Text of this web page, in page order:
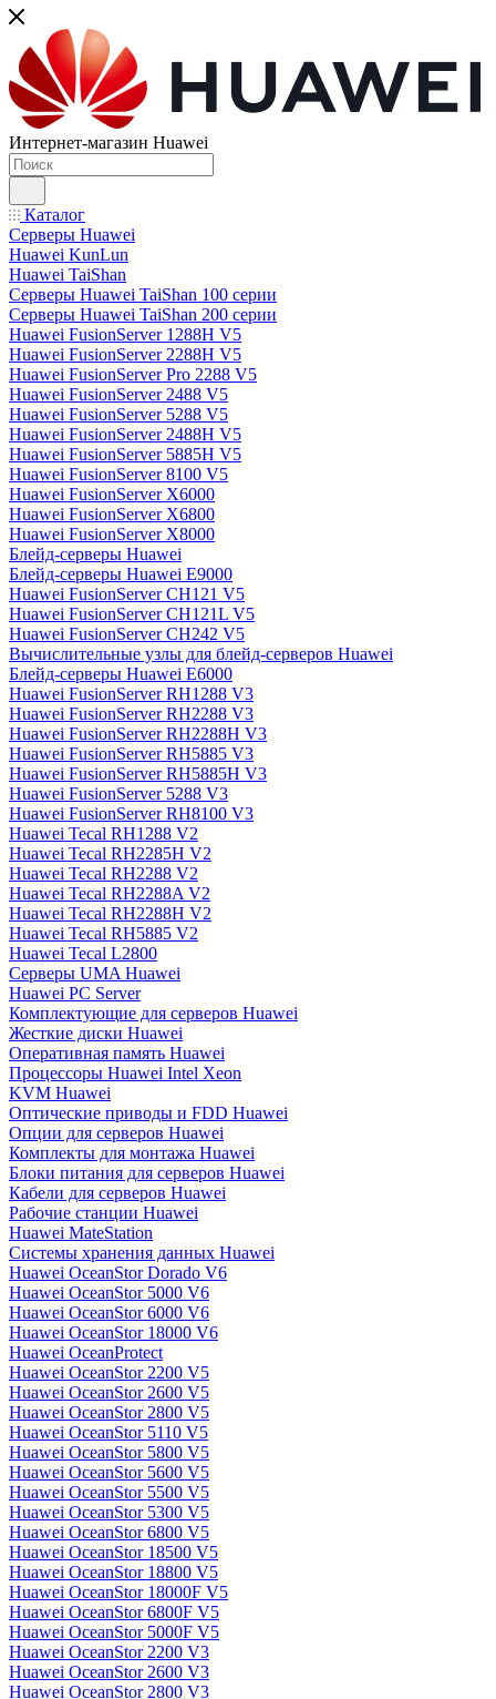
Интернет-магазин Huawei
Каталог
Серверы Huawei
Huawei KunLun
Huawei TaiShan
Серверы Huawei TaiShan 100 серии
Серверы Huawei TaiShan 200 серии
Huawei FusionServer 1288H V5
Huawei FusionServer 2288H V5
Huawei FusionServer Pro 2288 V5
Huawei FusionServer 2488 V5
Huawei FusionServer 5288 V5
Huawei FusionServer 2488H V5
Huawei FusionServer 5885H V5
Huawei FusionServer 8100 V5
Huawei FusionServer X6000
Huawei FusionServer X6800
Huawei FusionServer X8000
Блейд-серверы Huawei
Блейд-серверы Huawei E9000
Huawei FusionServer CH121 V5
Huawei FusionServer CH121L V5
Huawei FusionServer CH242 V5
Вычислительные узлы для блейд-серверов Huawei
Блейд-серверы Huawei E6000
Huawei FusionServer RH1288 V3
Huawei FusionServer RH2288 V3
Huawei FusionServer RH2288H V3
Huawei FusionServer RH5885 V3
Huawei FusionServer RH5885H V3
Huawei FusionServer 5288 V3
Huawei FusionServer RH8100 V3
Huawei Tecal RH1288 V2
Huawei Tecal RH2285H V2
Huawei Tecal RH2288 V2
Huawei Tecal RH2288A V2
Huawei Tecal RH2288H V2
Huawei Tecal RH5885 V2
Huawei Tecal L2800
Серверы UMA Huawei
Huawei PC Server
Комплектующие для серверов Huawei
Жесткие диски Huawei
Оперативная память Huawei
Процессоры Huawei Intel Xeon
KVM Huawei
Оптические приводы и FDD Huawei
Опции для серверов Huawei
Комплекты для монтажа Huawei
Блоки питания для серверов Huawei
Кабели для серверов Huawei
Рабочие станции Huawei
Huawei MateStation
Системы хранения данных Huawei
Huawei OceanStor Dorado V6
Huawei OceanStor 5000 V6
Huawei OceanStor 6000 V6
Huawei OceanStor 18000 V6
Huawei OceanProtect
Huawei OceanStor 2200 V5
Huawei OceanStor 2600 V5
Huawei OceanStor 2800 V5
Huawei OceanStor 5110 V5
Huawei OceanStor 5800 V5
Huawei OceanStor 5600 V5
Huawei OceanStor 5500 V5
Huawei OceanStor 5300 V5
Huawei OceanStor 6800 V5
Huawei OceanStor 18500 V5
Huawei OceanStor 18800 V5
Huawei OceanStor 18000F V5
Huawei OceanStor 6800F V5
Huawei OceanStor 5000F V5
Huawei OceanStor 2200 V3
Huawei OceanStor 2600 V3
Huawei OceanStor 2800 V3